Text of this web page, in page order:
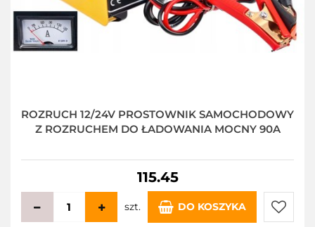
ROZRUCH 12/24V PROSTOWNIK SAMOCHODOWY
Z ROZRUCHEM DO ŁADOWANIA MOCNY 90A
115.45
szt. DO KOSZYKA